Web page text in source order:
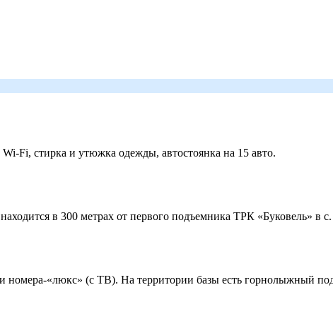
Fi, стирка и утюжка одежды, автостоянка на 15 авто.
в 300 метрах от первого подъемника ТРК «Буковель» в
номера-«люкс» (с ТВ). На территории базы есть горнолыжный